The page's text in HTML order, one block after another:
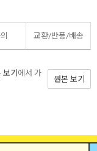
교환/반품/배송
보기 에서 가
원본 보기